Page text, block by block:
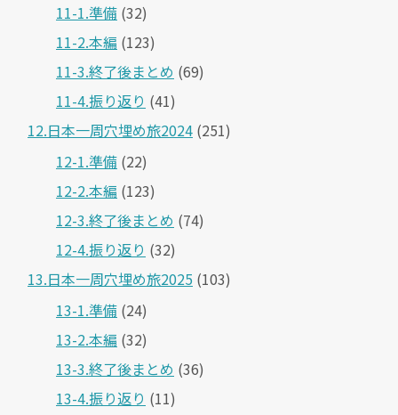
11-1.準備 (32)
11-2.本編 (123)
11-3.終了後まとめ (69)
11-4.振り返り (41)
12.日本一周穴埋め旅2024 (251)
12-1.準備 (22)
12-2.本編 (123)
12-3.終了後まとめ (74)
12-4.振り返り (32)
13.日本一周穴埋め旅2025 (103)
13-1.準備 (24)
13-2.本編 (32)
13-3.終了後まとめ (36)
13-4.振り返り (11)